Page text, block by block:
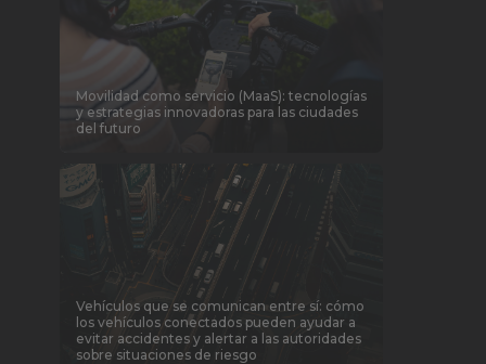
Movilidad como servicio (MaaS): tecnologías
y estrategias innovadoras para las ciudades
del futuro
Vehículos que se comunican entre sí: cómo
los vehículos conectados pueden ayudar a
evitar accidentes y alertar a las autoridades
sobre situaciones de riesgo